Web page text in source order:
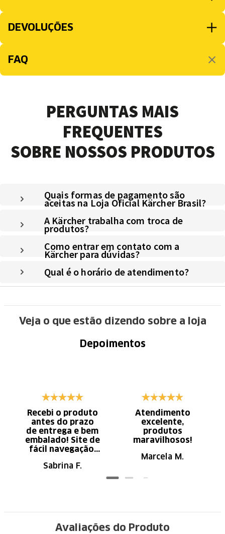
DEVOLUÇÕES
FAQ
PERGUNTAS MAIS
FREQUENTES
SOBRE NOSSOS PRODUTOS
Quais formas de pagamento são
aceitas na Loja Oficial Kärcher Brasil?
A Kärcher trabalha com troca de
produtos?
Como entrar em contato com a
Kärcher para dúvidas?
Qual é o horário de atendimento?
Veja o que estão dizendo sobre a loja
Depoimentos
Recebi o produto
antes do prazo
de entrega e bem
embalado! Site de
fácil navegação.
Sabrina F.
Atendimento
excelente,
produtos
maravilhosos!
Marcela M.
Avaliações do Produto